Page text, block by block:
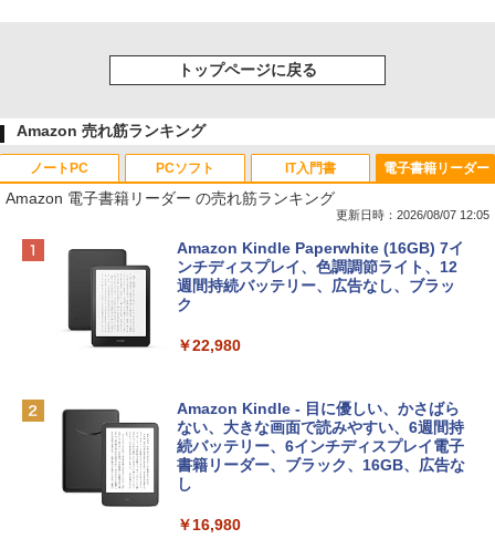
トップページに戻る
Amazon 売れ筋ランキング
ノートPC
Apple 2026 MacBook Neo A18 Proチッ
プ搭載13インチノートブック：AIとAppl
e Intelligence、Liquid Retinaディスプ
レイ、8GBメモリ、512GB SSD、1080p
ィゴ + 3年延長 AppleCare+ for 13インチ
￥162,598
tomtoc 360°保護 15.6 16インチ パソコ
ンケース Dell NEC Lavie ASUS HP dyna
PCソフト
Robloxギフトカード - 800 Robux 【限
定バーチャルアイテムを含む】 【オンラ
インゲームコード】 ロブロックス | オン
ラインコード版
￥1,300
Microsoft Office Home & Business 202
4(最新 永続版)|オンラインコード版|Wind
ows11、10/mac対応|PC2台
￥39,582
IT入門書
生成AIパスポート公式テキスト 第４版
￥1,766
出す プロンプトの言葉 AI画像生成シリー
ズ (はぴーイラストLabo)
￥480
ClaudeCode いちばんやさしい 教科書:
電子書籍リーダー
Amazon 電子書籍リーダー の売れ筋ランキング
更新日時：2026/08/07 12:05
Amazon Kindle Paperwhite (16GB) 7イ
ンチディスプレイ、色調調節ライト、12
週間持続バッテリー、広告なし、ブラッ
ク
￥22,980
Amazon Kindle - 目に優しい、かさばら
ない、大きな画面で読みやすい、6週間持
続バッテリー、6インチディスプレイ電子
書籍リーダー、ブラック、16GB、広告な
し
￥16,980